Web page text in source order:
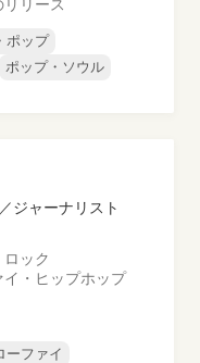
リース
ポップ
ポップ・ソウル
ジャーナリスト
ック
・ヒップホップ
ーファイ